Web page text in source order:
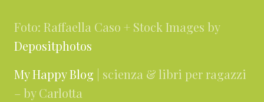
Foto: Raffaella Caso + Stock Images by
Depositphotos
My Happy Blog | scienza & libri per ragazzi
– by Carlotta